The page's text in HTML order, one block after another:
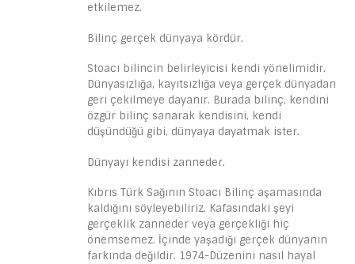
etkilemez.
Bilinç gerçek dünyaya kördür.
Stoacı bilincin belirleyicisi kendi yönelimidir.
Dünyasızlığa, kayıtsızlığa veya gerçek dünyadan
geri çekilmeye dayanır. Burada bilinç, kendini
özgür bilinç sanarak kendisini, kendi
düşündüğü gibi, dünyaya dayatmak ister.
Dünyayı kendisi zanneder.
Kıbrıs Türk Sağının Stoacı Bilinç aşamasında
kaldığını söyleyebiliriz. Kafasındaki şeyi
gerçeklik zanneder veya gerçekliği hiç
önemsemez. İçinde yaşadığı gerçek dünyanın
farkında değildir. 1974-Düzenini nasıl hayal